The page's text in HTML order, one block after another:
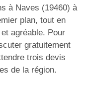
à Naves (19460) à
plan, tout en
agréable. Pour
gratuitement
trois devis
de la région.